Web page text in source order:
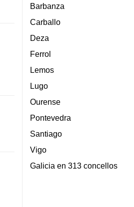
Barbanza
Carballo
Deza
Ferrol
Lemos
Lugo
Ourense
Pontevedra
Santiago
Vigo
Galicia en 313 concellos